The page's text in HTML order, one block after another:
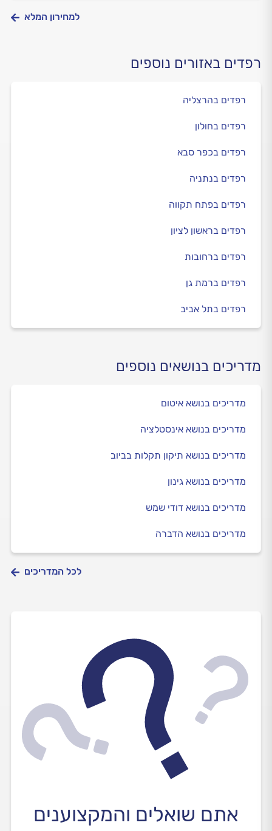
למחירון המלא
רפדים באזורים נוספים
רפדים בהרצליה
רפדים בחולון
רפדים בכפר סבא
רפדים בנתניה
רפדים בפתח תקווה
רפדים בראשון לציון
רפדים ברחובות
רפדים ברמת גן
רפדים בתל אביב
מדריכים בנושאים נוספים
מדריכים בנושא איטום
מדריכים בנושא אינסטלציה
מדריכים בנושא תיקון תקלות בביוב
מדריכים בנושא גינון
מדריכים בנושא דודי שמש
מדריכים בנושא הדברה
לכל המדריכים
אתם שואלים והמקצוענים